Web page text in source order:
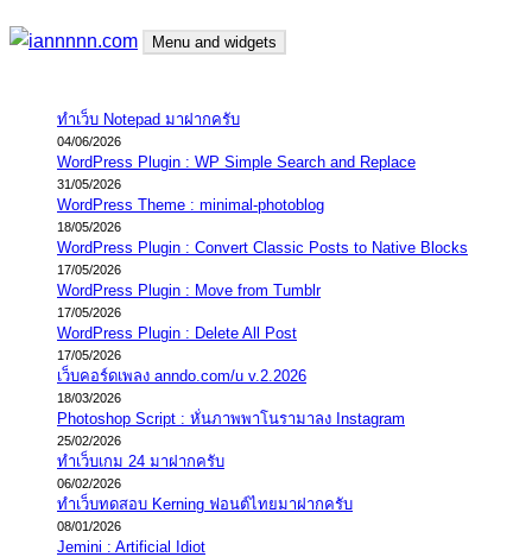
Skip
Menu and widgets
ทำเว็บ Notepad มาฝากครับ
04/06/2026
WordPress Plugin : WP Simple Search and Replace
31/05/2026
WordPress Theme : minimal-photoblog
18/05/2026
WordPress Plugin : Convert Classic Posts to Native Blocks
17/05/2026
WordPress Plugin : Move from Tumblr
17/05/2026
WordPress Plugin : Delete All Post
17/05/2026
เว็บคอร์ดเพลง anndo.com/u v.2.2026
18/03/2026
Photoshop Script : หั่นภาพพาโนรามาลง Instagram
25/02/2026
ทำเว็บเกม 24 มาฝากครับ
06/02/2026
ทำเว็บทดสอบ Kerning ฟอนต์ไทยมาฝากครับ
08/01/2026
Jemini : Artificial Idiot